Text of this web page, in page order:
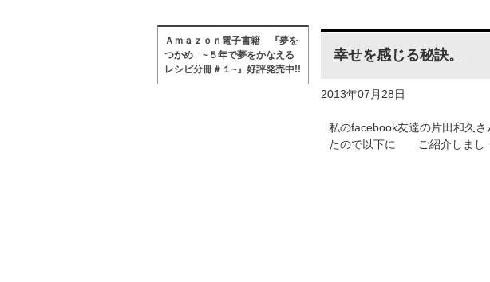
幸せを感じる秘訣。
2013年07月28日
私のfacebook友達の片田和久
たので以下に ご紹介しまし
Ａｍａｚｏｎ電子書籍 『夢を
つかめ ~５年で夢をかなえる
レシピ分冊＃１~』好評発売中!!